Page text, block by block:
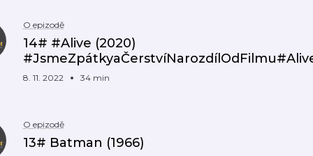
O epizodě
14# #Alive (2020)
8. 11. 2022 34 min
O epizodě
13# Batman (1966)